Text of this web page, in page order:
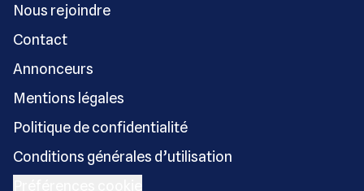
Nous rejoindre
Contact
Annonceurs
Mentions légales
Politique de confidentialité
Conditions générales d’utilisation